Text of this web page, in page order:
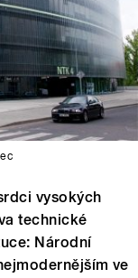
vysokých
technické
Národní
ve